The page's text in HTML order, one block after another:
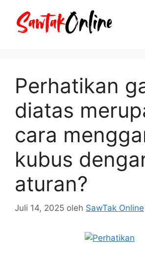
Perhatikan
diatas
cara
kubus
aturan?
Juli 14, 2025 oleh SawTak Online